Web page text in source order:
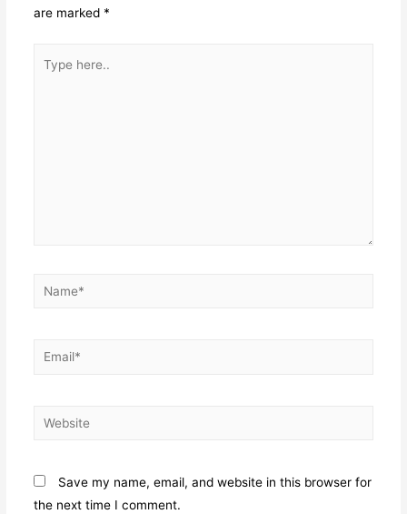
are marked *
here..
Name*
Email*
Website
Save my name, email, and website in this browser for
the next time I comment.